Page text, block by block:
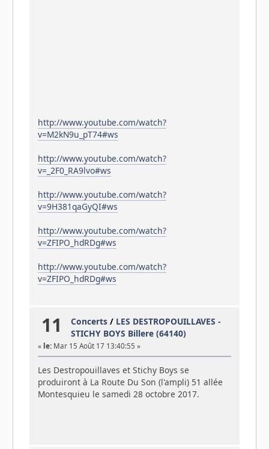
http://www.youtube.com/watch?
v=M2kN9u_pT74#ws
http://www.youtube.com/watch?
v=_2F0_RA9lvo#ws
http://www.youtube.com/watch?
v=9H381qaGyQI#ws
http://www.youtube.com/watch?
v=ZFIPO_hdRDg#ws
http://www.youtube.com/watch?
v=ZFIPO_hdRDg#ws
11 Concerts / LES DESTROPOUILLAVES -
STICHY BOYS Billere (64140)
« le:Mar 15 Août 17 13:40:55 »
Les Destropouillaves et Stichy Boys se
produiront à La Route Du Son (l'ampli) 51 allée
Montesquieu le samedi 28 octobre 2017.